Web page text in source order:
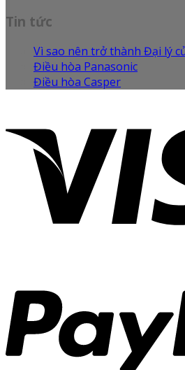
Tin tức
Vì sao nên trở thành Đại lý
Điều hòa Panasonic
Điều hòa Casper